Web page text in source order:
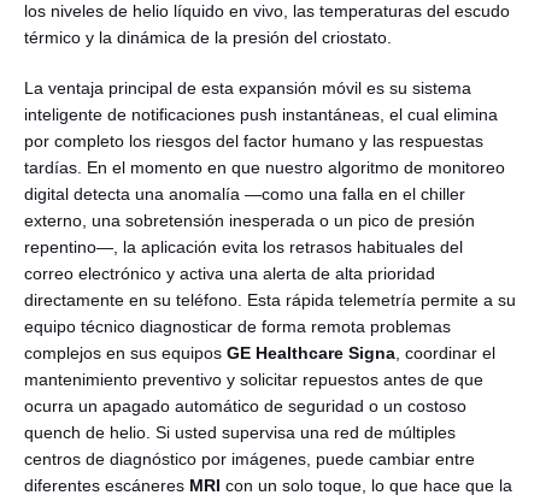
los niveles de helio líquido en vivo, las temperaturas del escudo
térmico y la dinámica de la presión del criostato.
La ventaja principal de esta expansión móvil es su sistema
inteligente de notificaciones push instantáneas, el cual elimina
por completo los riesgos del factor humano y las respuestas
tardías. En el momento en que nuestro algoritmo de monitoreo
digital detecta una anomalía —como una falla en el chiller
externo, una sobretensión inesperada o un pico de presión
repentino—, la aplicación evita los retrasos habituales del
correo electrónico y activa una alerta de alta prioridad
directamente en su teléfono. Esta rápida telemetría permite a su
equipo técnico diagnosticar de forma remota problemas
complejos en sus equipos GE Healthcare Signa , coordinar el
mantenimiento preventivo y solicitar repuestos antes de que
ocurra un apagado automático de seguridad o un costoso
quench de helio. Si usted supervisa una red de múltiples
centros de diagnóstico por imágenes, puede cambiar entre
diferentes escáneres MRI con un solo toque, lo que hace que la